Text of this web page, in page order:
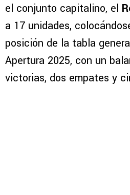
el conjunto capitalino, el
a 17 unidades,
posición de la tabla
Apertura 2025, con un
victorias, dos empates y